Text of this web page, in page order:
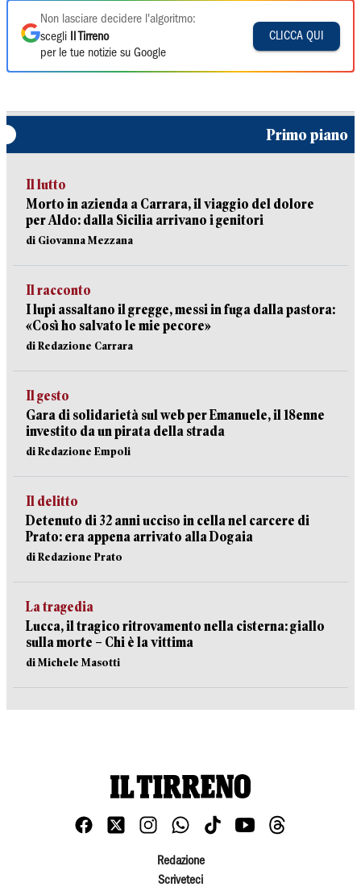
Non lasciare decidere l'algoritmo:
scegli
Il Tirreno
per le tue notizie su Google
CLICCA QUI
Primo piano
Il lutto
Morto in azienda a Carrara, il viaggio del dolore
per Aldo: dalla Sicilia arrivano i genitori
di Giovanna Mezzana
Il racconto
I lupi assaltano il gregge, messi in fuga dalla pastora:
«Così ho salvato le mie pecore»
di Redazione Carrara
Il gesto
Gara di solidarietà sul web per Emanuele, il 18enne
investito da un pirata della strada
di Redazione Empoli
Il delitto
Detenuto di 32 anni ucciso in cella nel carcere di
Prato: era appena arrivato alla Dogaia
di Redazione Prato
La tragedia
Lucca, il tragico ritrovamento nella cisterna: giallo
sulla morte – Chi è la vittima
di Michele Masotti
Redazione
Scriveteci